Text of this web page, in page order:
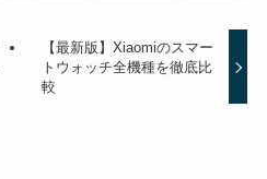
【最新版】Xiaomiのスマー
トウォッチ全機種を徹底比
較